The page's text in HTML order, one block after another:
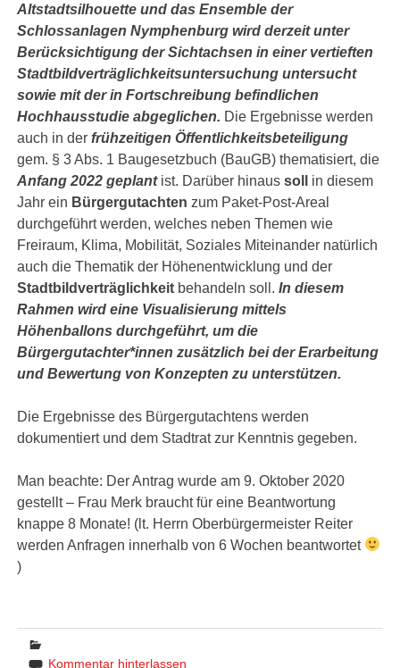
Altstadtsilhouette und das Ensemble der
Schlossanlagen Nymphenburg wird derzeit unter
Berücksichtigung der Sichtachsen in einer vertieften
Stadtbildverträglichkeitsuntersuchung untersucht
sowie mit der in Fortschreibung befindlichen
Hochhausstudie abgeglichen. Die Ergebnisse werden
auch in derfrühzeitigen Öffentlichkeitsbeteiligung
gem. § 3 Abs. 1 Baugesetzbuch (BauGB) thematisiert, die
Anfang 2022 geplantist. Darüber hinaussoll
in diesem
Jahr ein Bürgergutachten zum Paket-Post-Areal
durchgeführt werden, welches neben Themen wie
Freiraum, Klima, Mobilität, Soziales Miteinander natürlich
auch die Thematik der Höhenentwicklung und der
Stadtbildverträglichkeit behandeln soll.In diesem
Rahmen wird eine Visualisierung mittels
Höhenballons durchgeführt, um die
Bürgergutachter*innen zusätzlich bei der Erarbeitung
und Bewertung von Konzepten zu unterstützen.
Die Ergebnisse des Bürgergutachtens werden
dokumentiert und dem Stadtrat zur Kenntnis gegeben.
Man beachte: Der Antrag wurde am 9. Oktober 2020
gestellt – Frau Merk braucht für eine Beantwortung
knappe 8 Monate! (lt. Herrn Oberbürgermeister Reiter
werden Anfragen innerhalb von 6 Wochen beantwortet
)
Kommentar hinterlassen